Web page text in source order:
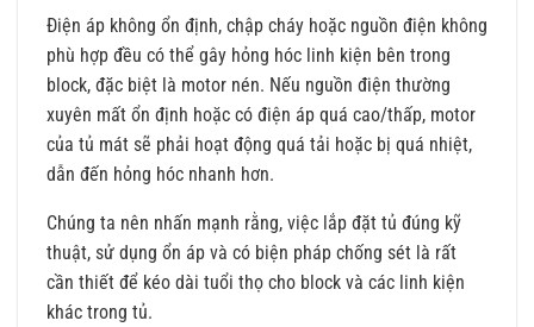
Điện áp không ổn định, chập cháy hoặc nguồn điện không
phù hợp đều có thể gây hỏng hóc linh kiện bên trong
block, đặc biệt là motor nén. Nếu nguồn điện thường
xuyên mất ổn định hoặc có điện áp quá cao/thấp, motor
của tủ mát sẽ phải hoạt động quá tải hoặc bị quá nhiệt,
dẫn đến hỏng hóc nhanh hơn.
Chúng ta nên nhấn mạnh rằng, việc lắp đặt tủ đúng kỹ
thuật, sử dụng ổn áp và có biện pháp chống sét là rất
cần thiết để kéo dài tuổi thọ cho block và các linh kiện
khác trong tủ.